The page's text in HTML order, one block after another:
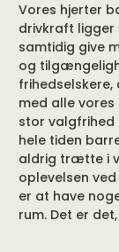
Vores hjerter
drivkraft ligger
samtidig give
og
med alle
stor
hele tiden
aldrig trætte i
oplevelsen
er at have
rum. Det er